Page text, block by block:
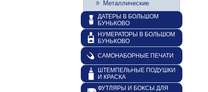
Металлические
ДАТЕРЫ В БОЛЬШОМ
БУНЬКОВО
НУМЕРАТОРЫ В БОЛЬШОМ
БУНЬКОВО
САМОНАБОРНЫЕ ПЕЧАТИ
ШТЕМПЕЛЬНЫЕ ПОДУШКИ
И КРАСКА
ФУТЛЯРЫ И БОКСЫ ДЛЯ